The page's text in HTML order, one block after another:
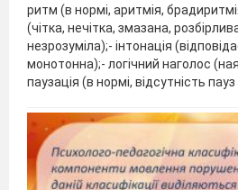
ритм (в нормі, аритмія,
(чітка, нечітка, змазана,
незрозуміла);- інтонація
монотонна);- логічний наголос
паузація (в нормі, відсутність